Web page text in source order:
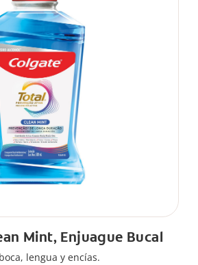
Mint, Enjuague Bucal
lengua y encías.